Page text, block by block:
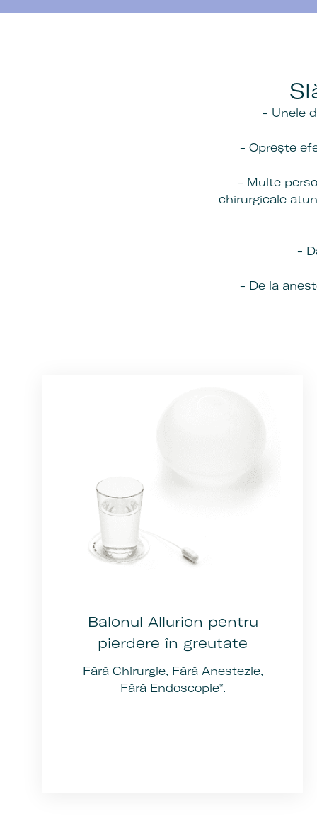
- Unele
- Oprește
- Multe
chirurgicale
-
- De la
Balonul Allurion pentru
pierdere în greutate
Fără Chirurgie, Fără Anestezie,
Fără Endoscopie*.